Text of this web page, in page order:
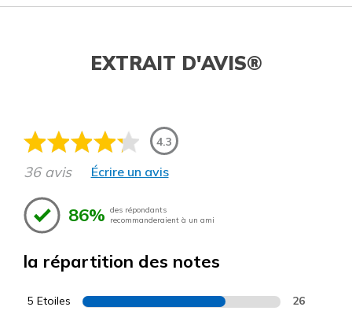
EXTRAIT D'AVIS®
4.3
36 avis Écrire un avis
86% des répondants
recommanderaient à un ami
la répartition des notes
5 Etoiles 26